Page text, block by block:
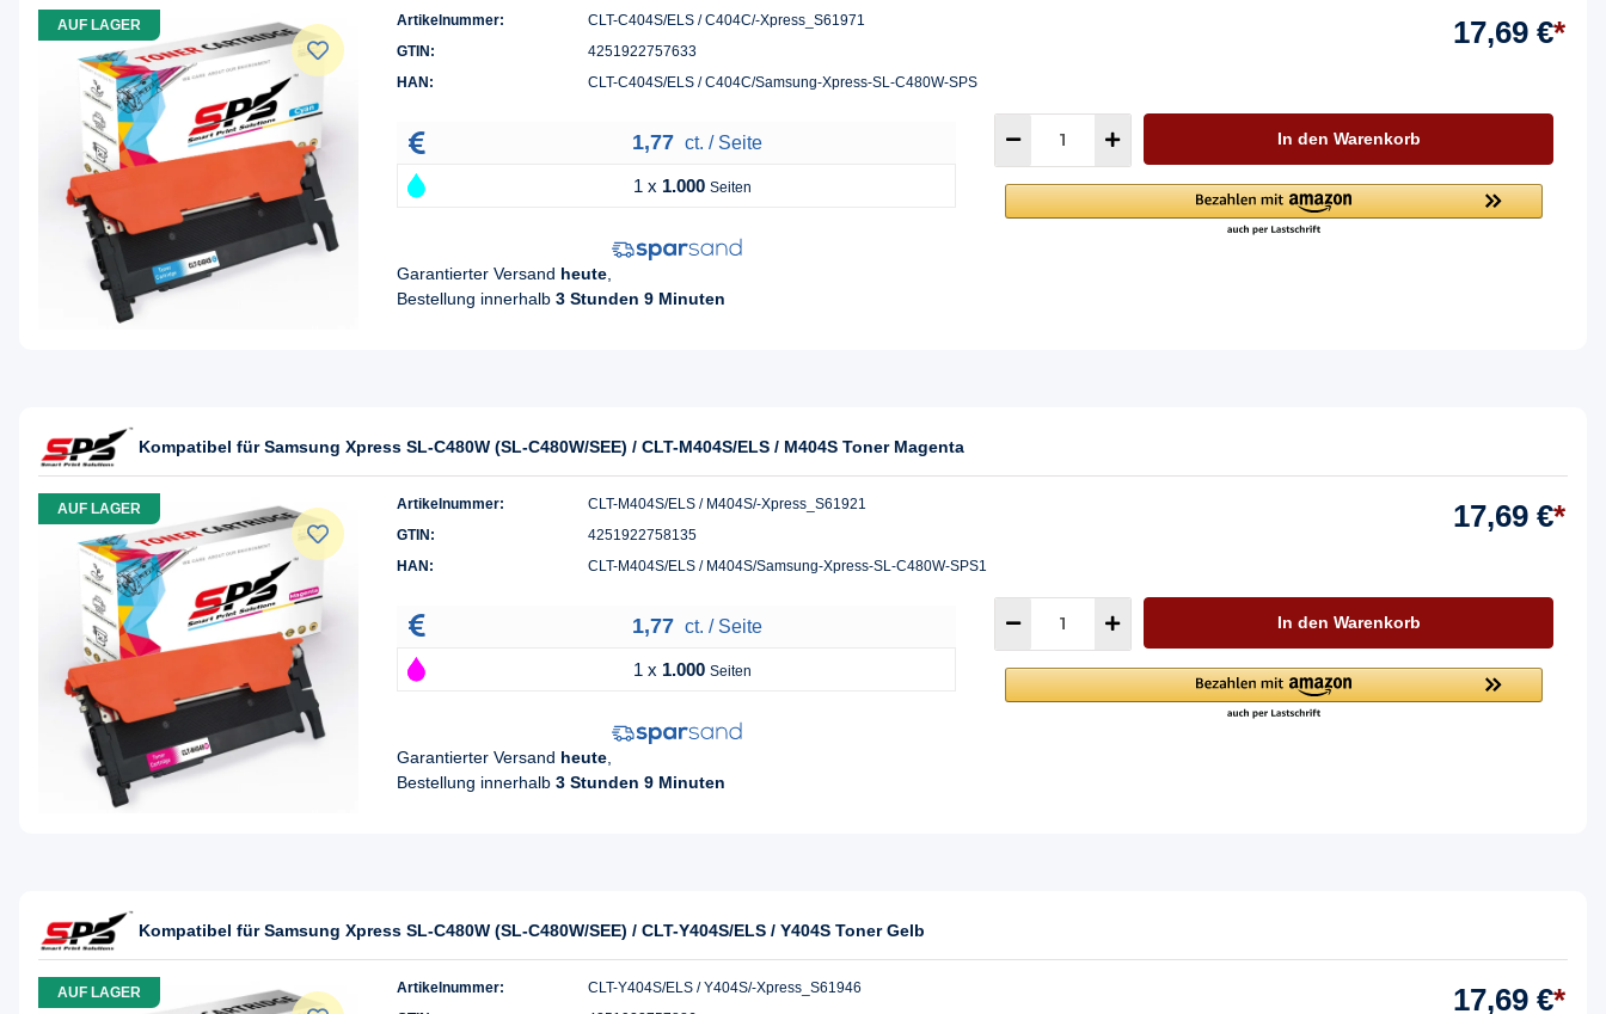
AUF LAGER Artikelnummer:
CLT-C404S/ELS / C404C/-Xpress_S61971
GTIN:
4251922757633
HAN:
CLT-C404S/ELS / C404C/Samsung-Xpress-SL-C480W-SPS
1,77 ct. / Seite
1 x 1.000 Seiten
Garantierter Versand heute,
Bestellung innerhalb 3 Stunden 9 Minuten
17,69 €*
In den Warenkorb
Kompatibel für Samsung Xpress SL-C480W (SL-C480W/SEE) / CLT-M404S/ELS / M404S Toner Magenta
AUF LAGER Artikelnummer:
CLT-M404S/ELS / M404S/-Xpress_S61921
GTIN:
4251922758135
HAN:
CLT-M404S/ELS / M404S/Samsung-Xpress-SL-C480W-SPS1
1,77 ct. / Seite
1 x 1.000 Seiten
Garantierter Versand heute
Bestellung innerhalb 3 Stunden 9 Minuten
17,69 €*
In den Warenkorb
Kompatibel für Samsung Xpress SL-C480W (SL-C480W/SEE) / CLT-Y404S/ELS / Y404S Toner Gelb
AUF LAGER Artikelnummer:
CLT-Y404S/ELS / Y404S/-Xpress_S61946
17,69 €*